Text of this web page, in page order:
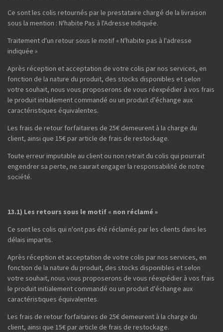
Ce sont les colis retournés par le prestataire chargé de la livraison
sous la mention : N'habite Pas à l'Adresse Indiquée.
Traitement d'un retour sous le motif « N'habite pas à l'adresse
indiquée »
Après réception et acceptation de votre colis par nos services, en
fonction de la nature du produit, des stocks disponibles et selon
votre souhait, nous vous proposerons de vous réexpédier à vos frais
le produit initialement commandé ou un produit d'échange aux
caractéristiques équivalentes.
Les frais de retour forfaitaires de 25€ demeurent à la charge du
client, ainsi que 15€ par article de frais de restockage.
Toute erreur imputable au client ou non retrait du colis qui pourrait
engendrer sa perte, ne saurait engager la responsabilité de notre
société.
13.1) Les retours sous le motif « non réclamé »
Ce sont les colis qui n'ont pas été réclamés par les clients dans les
délais impartis.
Après réception et acceptation de votre colis par nos services, en
fonction de la nature du produit, des stocks disponibles et selon
votre souhait, nous vous proposerons de vous réexpédier à vos frais
le produit initialement commandé ou un produit d'échange aux
caractéristiques équivalentes.
Les frais de retour forfaitaires de 25€ demeurent à la charge du
client, ainsi que 15€ par article de frais de restockage.